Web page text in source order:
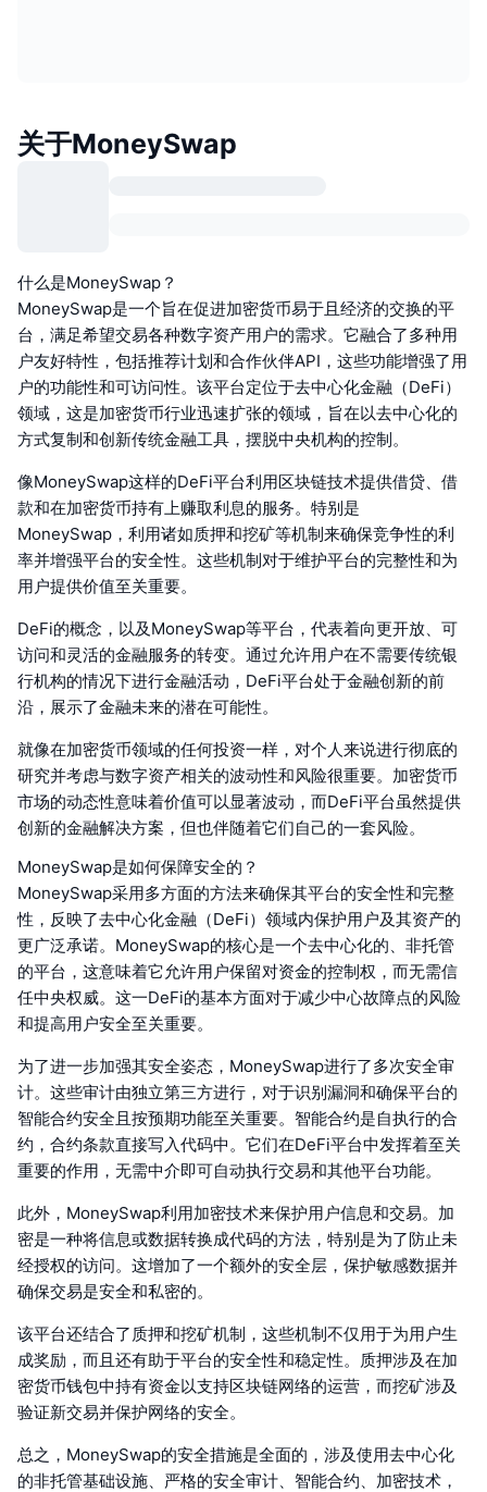
关于MoneySwap
什么是MoneySwap？
MoneySwap是一个旨在促进加密货币易于且经济的交换的平
台，满足希望交易各种数字资产用户的需求。它融合了多种用
户友好特性，包括推荐计划和合作伙伴API，这些功能增强了用
户的功能性和可访问性。该平台定位于去中心化金融（DeFi）
领域，这是加密货币行业迅速扩张的领域，旨在以去中心化的
方式复制和创新传统金融工具，摆脱中央机构的控制。
像MoneySwap这样的DeFi平台利用区块链技术提供借贷、借
款和在加密货币持有上赚取利息的服务。特别是
MoneySwap，利用诸如质押和挖矿等机制来确保竞争性的利
率并增强平台的安全性。这些机制对于维护平台的完整性和为
用户提供价值至关重要。
DeFi的概念，以及MoneySwap等平台，代表着向更开放、可
访问和灵活的金融服务的转变。通过允许用户在不需要传统银
行机构的情况下进行金融活动，DeFi平台处于金融创新的前
沿，展示了金融未来的潜在可能性。
就像在加密货币领域的任何投资一样，对个人来说进行彻底的
研究并考虑与数字资产相关的波动性和风险很重要。加密货币
市场的动态性意味着价值可以显著波动，而DeFi平台虽然提供
创新的金融解决方案，但也伴随着它们自己的一套风险。
MoneySwap是如何保障安全的？
MoneySwap采用多方面的方法来确保其平台的安全性和完整
性，反映了去中心化金融（DeFi）领域内保护用户及其资产的
更广泛承诺。MoneySwap的核心是一个去中心化的、非托管
的平台，这意味着它允许用户保留对资金的控制权，而无需信
任中央权威。这一DeFi的基本方面对于减少中心故障点的风险
和提高用户安全至关重要。
为了进一步加强其安全姿态，MoneySwap进行了多次安全审
计。这些审计由独立第三方进行，对于识别漏洞和确保平台的
智能合约安全且按预期功能至关重要。智能合约是自执行的合
约，合约条款直接写入代码中。它们在DeFi平台中发挥着至关
重要的作用，无需中介即可自动执行交易和其他平台功能。
此外，MoneySwap利用加密技术来保护用户信息和交易。加
密是一种将信息或数据转换成代码的方法，特别是为了防止未
经授权的访问。这增加了一个额外的安全层，保护敏感数据并
确保交易是安全和私密的。
该平台还结合了质押和挖矿机制，这些机制不仅用于为用户生
成奖励，而且还有助于平台的安全性和稳定性。质押涉及在加
密货币钱包中持有资金以支持区块链网络的运营，而挖矿涉及
验证新交易并保护网络的安全。
总之，MoneySwap的安全措施是全面的，涉及使用去中心化
的非托管基础设施、严格的安全审计、智能合约、加密技术，